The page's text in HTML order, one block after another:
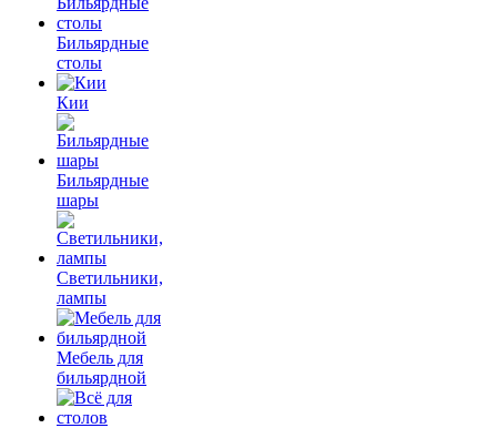
Бильярдные
столы
Кии
Бильярдные
шары
Светильники,
лампы
Мебель для
бильярдной